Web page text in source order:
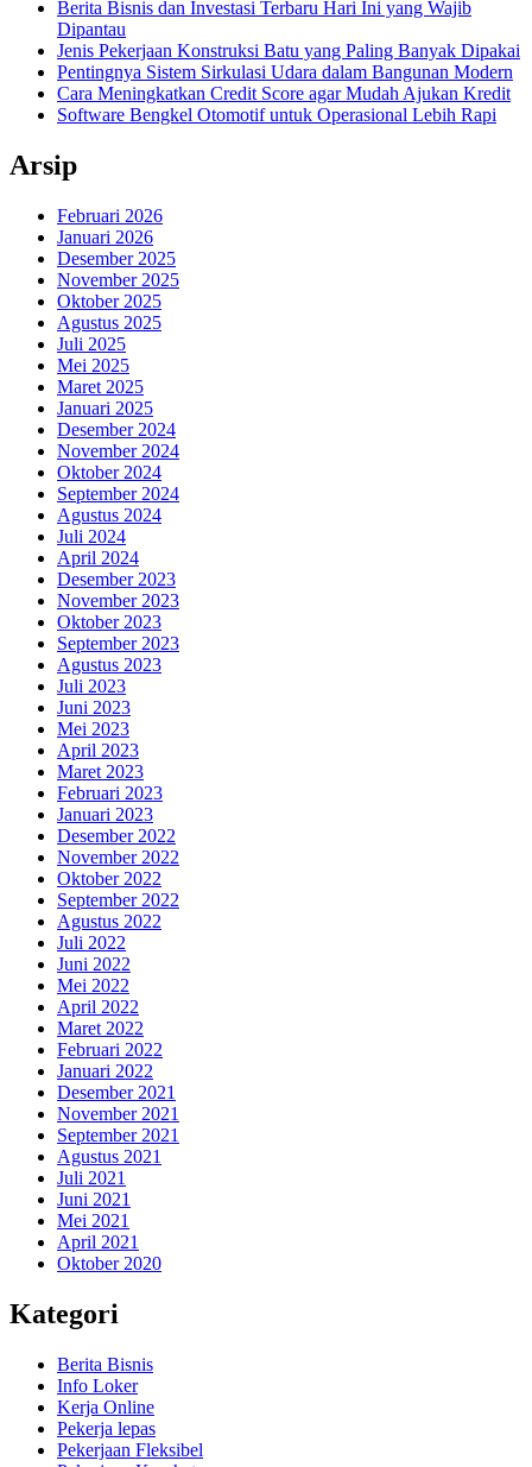
Berita Bisnis dan Investasi Terbaru Hari Ini yang Wajib
Dipantau
Jenis Pekerjaan Konstruksi Batu yang Paling Banyak Dipakai
Pentingnya Sistem Sirkulasi Udara dalam Bangunan Modern
Cara Meningkatkan Credit Score agar Mudah Ajukan Kredit
Software Bengkel Otomotif untuk Operasional Lebih Rapi
Arsip
Februari 2026
Januari 2026
Desember 2025
November 2025
Oktober 2025
Agustus 2025
Juli 2025
Mei 2025
Maret 2025
Januari 2025
Desember 2024
November 2024
Oktober 2024
September 2024
Agustus 2024
Juli 2024
April 2024
Desember 2023
November 2023
Oktober 2023
September 2023
Agustus 2023
Juli 2023
Juni 2023
Mei 2023
April 2023
Maret 2023
Februari 2023
Januari 2023
Desember 2022
November 2022
Oktober 2022
September 2022
Agustus 2022
Juli 2022
Juni 2022
Mei 2022
April 2022
Maret 2022
Februari 2022
Januari 2022
Desember 2021
November 2021
September 2021
Agustus 2021
Juli 2021
Juni 2021
Mei 2021
April 2021
Oktober 2020
Kategori
Berita Bisnis
Info Loker
Kerja Online
Pekerja lepas
Pekerjaan Fleksibel